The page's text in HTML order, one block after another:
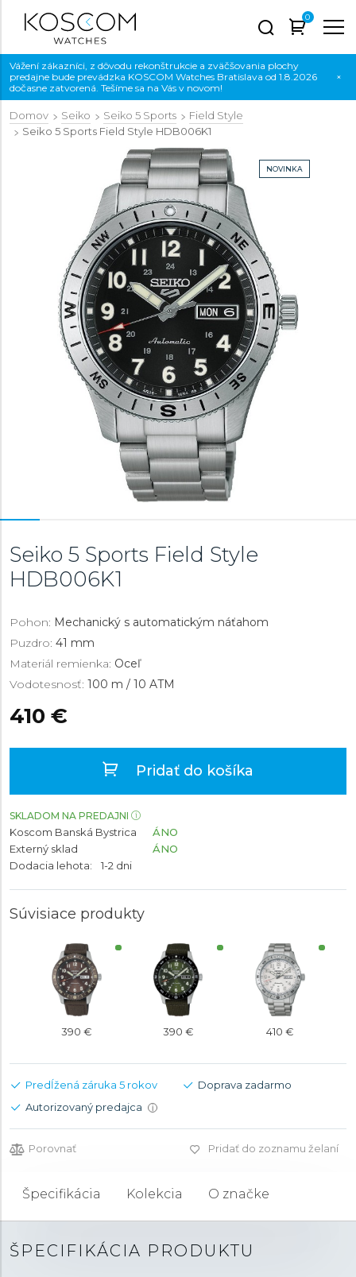
0
Vážení zákazníci, z dôvodu rekonštrukcie a zväčšovania plochy
predajne bude prevádzka KOSCOM Watches Bratislava od 1.8.2026
dočasne zatvorená. Tešíme sa na Vás v novom!
×
Domov Seiko Seiko 5 Sports
Field Style
Seiko 5 Sports Field Style HDB006K1
NOVINKA
Seiko 5 Sports Field Style
HDB006K1
Pohon: Mechanický s automatickým náťahom
Puzdro: 41 mm
Materiál remienka: Oceľ
Vodotesnosť: 100 m / 10 ATM
410 €
Pridať do košíka
SKLADOM NA PREDAJNI
Koscom Banská Bystrica
ÁNO
Externý sklad
ÁNO
Dodacia lehota:
1-2 dni
Súvisiace produkty
390 € 390 € 410 €
Predĺžená záruka 5 rokov
Doprava zadarmo
Autorizovaný predajca
i
Porovnať Pridať do zoznamu želaní
Špecifikácia Kolekcia O značke
ŠPECIFIKÁCIA PRODUKTU